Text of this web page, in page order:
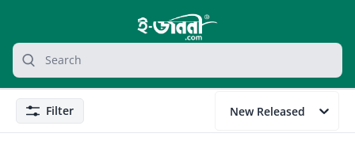
grocery search at header
Search
FilterFilter New Released